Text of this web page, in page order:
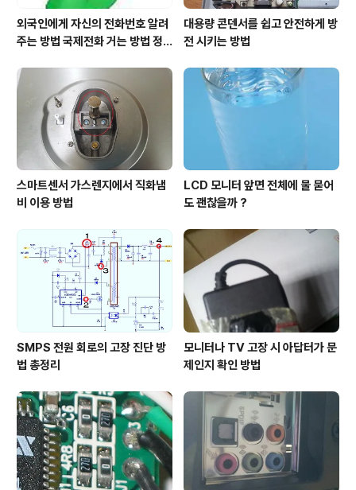
외국인에게 자신의 전화번호 알려
주는 방법 국제전화 거는 방법 정
대용량 콘덴서를 쉽고 안전하게 방
전 시키는 방법
스마트센서 가스렌지에서 직화냄
비 이용 방법
LCD 모니터 앞면 전체에 물 묻어
도 괜찮을까 ?
SMPS 전원 회로의 고장 진단 방
법 총정리
모니터나 TV 고장 시 아답터가 문
제인지 확인 방법